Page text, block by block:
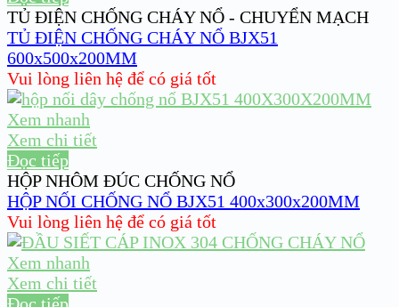
TỦ ĐIỆN CHỐNG CHÁY NỔ - CHUYỂN MẠCH
TỦ ĐIỆN CHỐNG CHÁY NỔ BJX51
600x500x200MM
Vui lòng liên hệ để có giá tốt
Xem nhanh
Xem chi tiết
Đọc tiếp
HỘP NHÔM ĐÚC CHỐNG NỔ
HỘP NỐI CHỐNG NỔ BJX51 400x300x200MM
Vui lòng liên hệ để có giá tốt
Xem nhanh
Xem chi tiết